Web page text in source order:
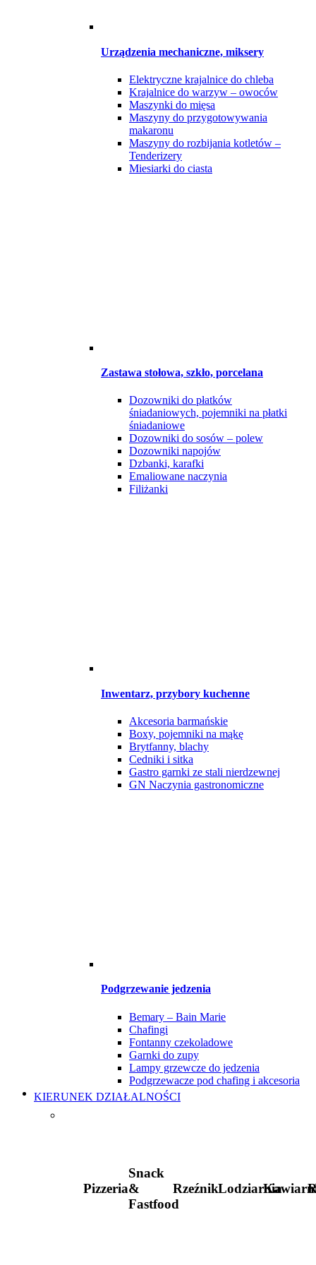
Urządzenia mechaniczne, miksery
Elektryczne krajalnice do chleba
Krajalnice do warzyw – owoców
Maszynki do mięsa
Maszyny do przygotowywania
makaronu
Maszyny do rozbijania kotletów –
Tenderizery
Miesiarki do ciasta
Zastawa stołowa, szkło, porcelana
Dozowniki do płatków
śniadaniowych, pojemniki na płatki
śniadaniowe
Dozowniki do sosów – polew
Dozowniki napojów
Dzbanki, karafki
Emaliowane naczynia
Filiżanki
Inwentarz, przybory kuchenne
Akcesoria barmańskie
Boxy, pojemniki na mąkę
Brytfanny, blachy
Cedniki i sitka
Gastro garnki ze stali nierdzewnej
GN Naczynia gastronomiczne
Podgrzewanie jedzenia
Bemary – Bain Marie
Chafingi
Fontanny czekoladowe
Garnki do zupy
Lampy grzewcze do jedzenia
Podgrzewacze pod chafing i akcesoria
KIERUNEK DZIAŁALNOŚCI
Pizzeria
Snack
&
Fastfood
RzeźnikLodziarnia